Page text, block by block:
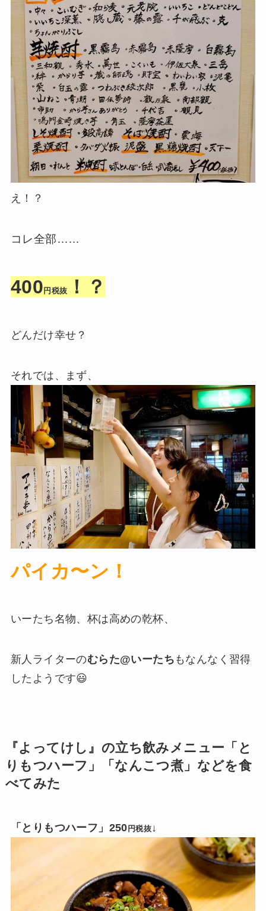
え！？
コレ全部……
400 円税抜 ！？
どんだけ幸せ？
それでは、まず、
パイカ〜ン！
いーたち名物、杯は高めの乾杯、
新人ライターのむらた@いーたち もなんなく習得
したようです😃
『よってけし』の立ち飲みメニュー「と
りもつハーフ」「なんこつ煮」などを食
べてみた
「とりもつハーフ」250 円税抜↓